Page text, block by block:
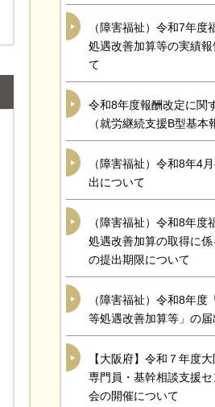
（障害福祉）令和7年度
処遇改善加算等の実績
て
令和8年度報酬改定に関
（就労継続支援B型基本
（障害福祉）令和8年4
出について
（障害福祉）令和8年度
処遇改善加算の取得に
の提出期限について
（障害福祉）令和8年度
等処遇改善加算等」の
【大阪府】令和７年度
専門員・基幹相談支援
会の開催について